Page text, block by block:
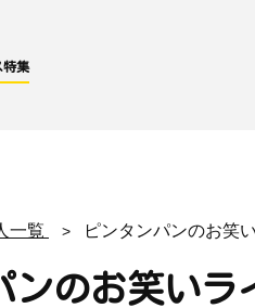
特集
一覧 ピンタンパンのお笑
ンのお笑い